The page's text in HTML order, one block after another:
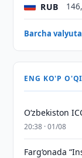
RUB
Barcha
ENG KO'P
O‘zbekiston
20:38 · 01/08
Farg‘onada